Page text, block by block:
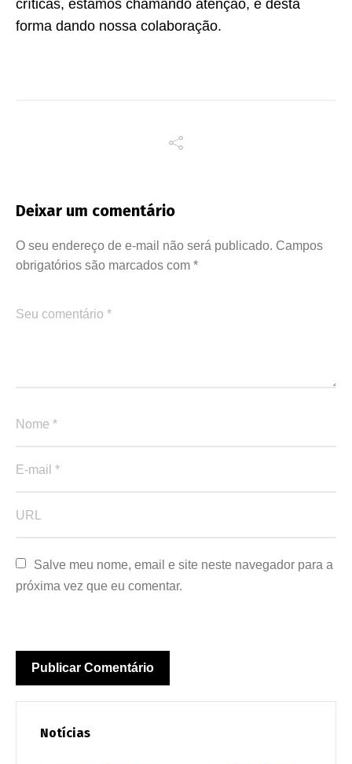
críticas, estamos chamando atenção, e desta
forma dando nossa colaboração.
Deixar um comentário
O seu endereço de e-mail não será publicado. Campos
obrigatórios são marcados com *
Salve meu nome, email e site neste navegador para a
próxima vez que eu comentar.
Notícias